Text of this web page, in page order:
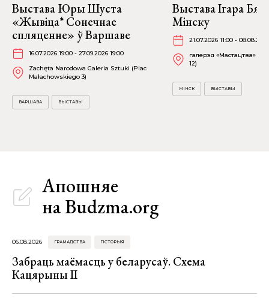
Выстава Юры Шуста
«Жывіца* Сонечнае
спляценне» ў Варшаве
16.07.2026 19:00 - 27.09.2026 19:00
Zachęta Narodowa Galeria Sztuki (Plac
Małachowskiego 3)
ВАРШАВА ВЫСТАВЫ
Выстава Ігара
Мінску
21.07.2026 11:00 -
галерэя «Мастацтва»
12)
МІНСК ВЫСТАВЫ
Апошняе
на Budzma.org
06.08.2026 ГРАМАДСТВА ГІСТОРЫЯ
Забраць маёмасць у беларусаў. Схема
Кацярыны ІІ